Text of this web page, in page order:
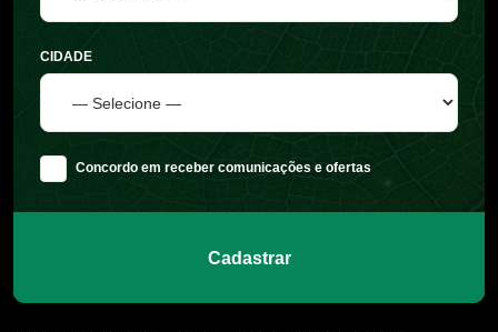
CIDADE
Concordo em receber comunicações e ofertas
Cadastrar